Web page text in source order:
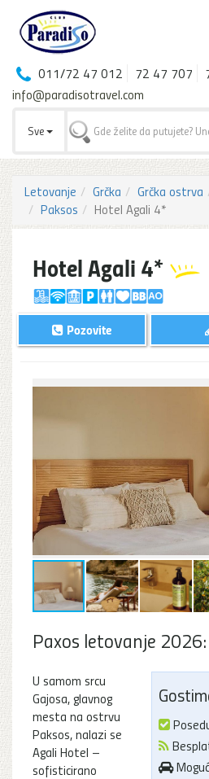
011/72 47 012 72 47 707
info@paradisotravel.com
Sve
Letovanje Grčka Grčka ostrva
Paksos
Hotel Agali 4*
Hotel Agali 4*
Pozovite
Paxos letovanje
U samom srcu
Gajosa, glavnog
mesta na ostrvu
Paksos, nalazi se
Agali Hotel –
sofisticirano